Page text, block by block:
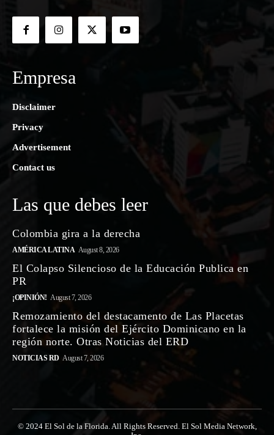
Empresa
Disclaimer
Privacy
Advertisement
Contact us
Las que debes leer
Colombia gira a la derecha
AMÉRICA LATINA August 8, 2026
El Colapso Silencioso de la Educación Publica en
PR
¡OPINIÓN! August 7, 2026
Remozamiento del destacamento de Las Placetas
fortalece la misión del Ejército Dominicano en la
región norte. Otras Noticias del ERD
NOTICIAS RD August 7, 2026
© 2024 El Sol de la Florida. All Rights Reserved. El Sol Media Network,